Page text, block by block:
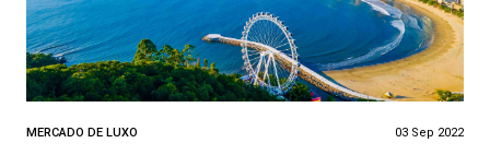
MERCADO DE LUXO 03 Sep 2022